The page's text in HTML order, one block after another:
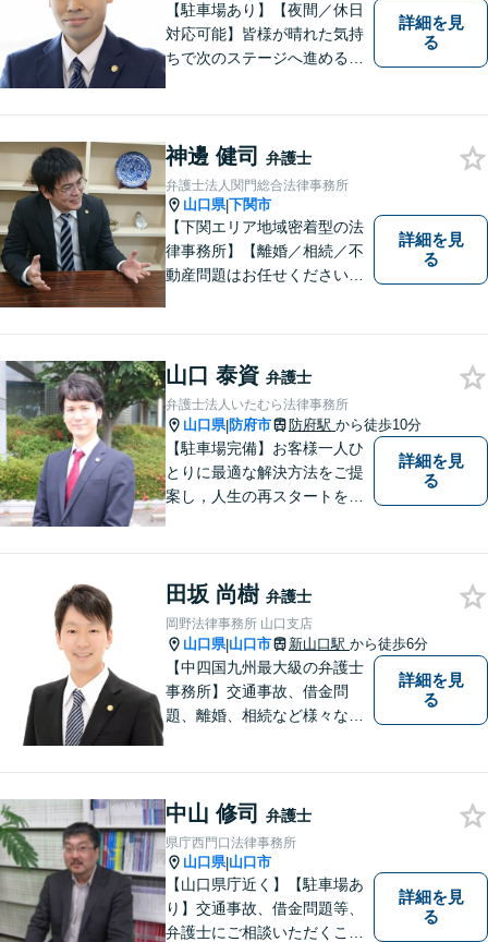
【駐車場あり】【夜間／休日
対応可能】皆様が晴れた気持
ちで次のステージへ進めるよ
応。【地域に根差した弁護
士】何かお困りごとがござい
ましたらお一人で考え込ま
ず、ご相談下さい。
詳細を見
る
神邊 健司 弁護士
弁護士法人関門総合法律事務所
山口県|下関市
【下関エリア地域密着型の法
律事務所】【離婚／相続／不
動産問題はお任せください】
りの声を大切にし、適切な解
決方法をご提案いたします。
詳細を見
る
山口 泰資 弁護士
弁護士法人いたむら法律事務所
山口県|防府市 防府駅 から徒歩10分
【駐車場完備】お客様一人ひ
とりに最適な解決方法をご提
案し，人生の再スタートをお
無料】お気軽にご相談くださ
い。
詳細を見
る
田坂 尚樹 弁護士
岡野法律事務所 山口支店
山口県|山口市 新山口駅 から徒歩6分
【中四国九州最大級の弁護士
事務所】交通事故、借金問
題、離婚、相続など様々な問
い！
詳細を見
る
中山 修司 弁護士
県庁西門口法律事務所
山口県|山口市
【山口県庁近く】【駐車場あ
り】交通事故、借金問題等、
弁護士にご相談いただくこと
詳細を見
る